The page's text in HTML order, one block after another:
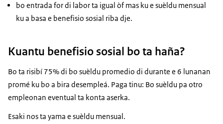
bo entrada for di labor ta igual òf mas ku e suèldu mensual
ku a basa e benefisio sosial riba dje.
Kuantu benefisio sosial bo ta haña?
Bo ta risibí 75% di bo suèldu promedio di durante e 6 lunanan
promé ku bo a bira desempleá. Paga tinu: Bo suèldu pa otro
empleonan eventual ta konta aserka.
Esaki nos ta yama e suèldu mensual.